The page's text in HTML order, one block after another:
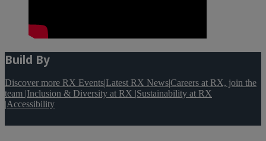
Build By
Discover more RX Events|Latest RX News|Careers at RX, join the
team |Inclusion & Diversity at RX |Sustainability at RX
|Accessibility